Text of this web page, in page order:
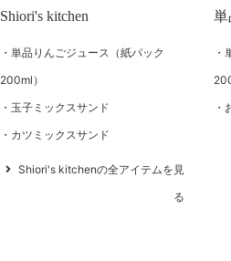
Shiori's kitchen
単品りんごジュース（紙パック
200ml）
玉子ミックスサンド
カツミックスサンド
Shiori's kitchenの全アイテムを見
る
単